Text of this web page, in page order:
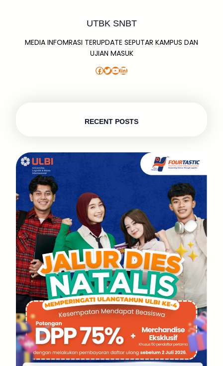
UTBK SNBT
MEDIA INFOMRASI TERUPDATE SEPUTAR KAMPUS DAN
UJIAN MASUK
Facebook Twitter YouTube LinkedIn
RECENT POSTS